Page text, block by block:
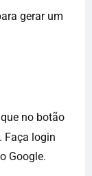
gerar um
no botão
Faça login
Google.